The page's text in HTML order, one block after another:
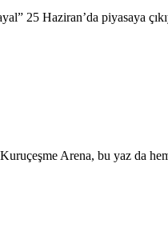
25 Haziran’da piyasaya
Arena, bu yaz da